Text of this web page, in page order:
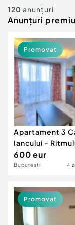
Servicii
Animale de
Afaceri și
Inchiriere
Utilaje agricole
Piese auto si
Dacia Duster
120 anunțuri
Anunțuri
Apartament 3
Iancului -
Ferdinand - Obor
600 eur
Bucuresti 4
Promovat
Promovat